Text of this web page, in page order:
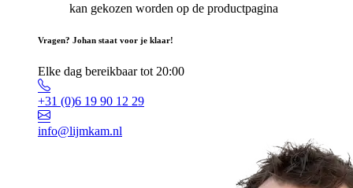
kan gekozen worden op de productpagina
Vragen? Johan staat voor je klaar!
Elke dag bereikbaar tot 20:00
+31 (0)6 19 90 12 29
info@lijmkam.nl